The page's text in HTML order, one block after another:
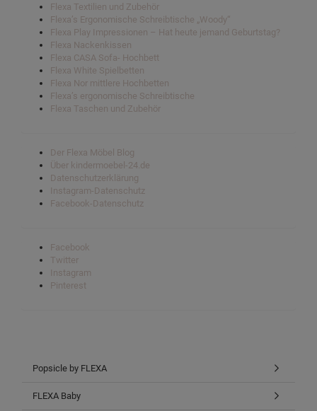
Flexa Textilien und Zubehör
Flexa’s Ergonomische Schreibtische „Woody“
Flexa Play Impressionen – Hat heute jemand Geburtstag?
Flexa Nackenkissen
Flexa CASA Sofa- Hochbett
Flexa White Spielbetten
Flexa Nor mittlere Hochbetten
Flexa’s ergonomische Schreibtische
Flexa Taschen und Zubehör
Der Flexa Möbel Blog
Über kindermoebel-24.de
Datenschutzerklärung
Instagram-Datenschutz
Facebook-Datenschutz
Facebook
Twitter
Instagram
Pinterest
Popsicle by FLEXA
FLEXA Baby